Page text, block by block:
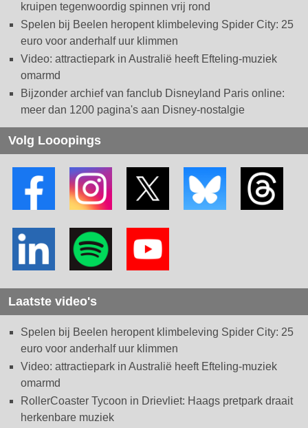
kruipen tegenwoordig spinnen vrij rond
Spelen bij Beelen heropent klimbeleving Spider City: 25
euro voor anderhalf uur klimmen
Video: attractiepark in Australië heeft Efteling-muziek
omarmd
Bijzonder archief van fanclub Disneyland Paris online:
meer dan 1200 pagina's aan Disney-nostalgie
Volg Looopings
Laatste video's
Spelen bij Beelen heropent klimbeleving Spider City: 25
euro voor anderhalf uur klimmen
Video: attractiepark in Australië heeft Efteling-muziek
omarmd
RollerCoaster Tycoon in Drievliet: Haags pretpark draait
herkenbare muziek